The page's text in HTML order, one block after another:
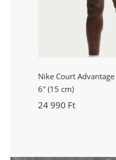
Nike Court
6″ (15 cm)
24 990 Ft